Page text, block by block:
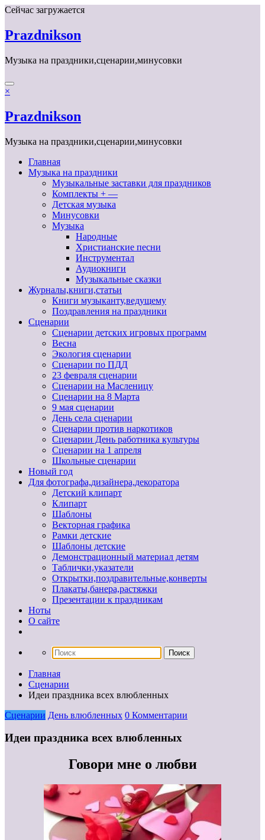
Перейти
содержимому
Сейчас загружается
Prazdnikson
Музыка на праздники,сценарии,минусовки
×
Prazdnikson
Музыка на праздники,сценарии,минусовки
Главная
Музыка на праздники
Музыкальные заставки для праздников
Комплекты + —
Детская музыка
Минусовки
Музыка
Народные
Христианские песни
Инструментал
Аудиокниги
Музыкальные сказки
Журналы,книги,статьи
Книги музыканту,ведущему
Поздравления на праздники
Сценарии
Сценарии детских игровых программ
Весна
Экология сценарии
Сценарии по ПДД
23 февраля сценарии
Сценарии на Масленицу
Сценарии на 8 Марта
9 мая сценарии
День села сценарии
Сценарии против наркотиков
Сценарии День работника культуры
Сценарии на 1 апреля
Школьные сценарии
Новый год
Для фотографа,дизайнера,декоратора
Детский клипарт
Клипарт
Шаблоны
Векторная графика
Рамки детские
Шаблоны детские
Демонстрационный материал детям
Таблички,указатели
Открытки,поздравительные,конверты
Плакаты,банера,растяжки
Презентации к праздникам
Ноты
О сайте
Главная
Сценарии
Идеи праздника всех влюбленных
Сценарии День влюбленных 0 Комментарии
Идеи праздника всех влюбленных
Говори мне о любви